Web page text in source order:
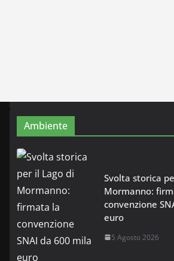
Ambiente
Svolta storica
Mormanno:
convenzione
euro
5 Agosto 2026